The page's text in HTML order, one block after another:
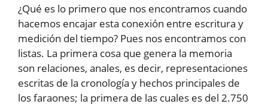
¿Qué es lo primero que nos encontramos cuando
hacemos encajar esta conexión entre escritura y
medición del tiempo? Pues nos encontramos con
listas. La primera cosa que genera la memoria
son relaciones, anales, es decir, representaciones
escritas de la cronología y hechos principales de
los faraones; la primera de las cuales es del 2.750